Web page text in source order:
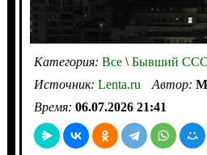
Категория: Все\Бывший
Источник: Lenta.ru Автор:
Время: 06.07.2026 21:41